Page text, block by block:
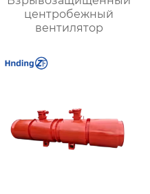
центробежный
вентилятор